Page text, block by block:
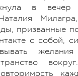
в вечер
призванные
с собой,